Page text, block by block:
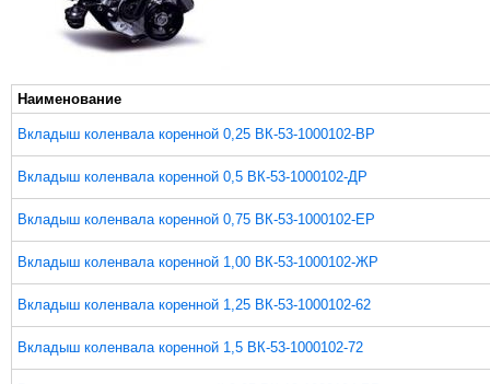
Наименование
Вкладыш коленвала коренной 0,25 ВК-53-1000102-ВР
Вкладыш коленвала коренной 0,5 ВК-53-1000102-ДР
Вкладыш коленвала коренной 0,75 ВК-53-1000102-ЕР
Вкладыш коленвала коренной 1,00 ВК-53-1000102-ЖР
Вкладыш коленвала коренной 1,25 ВК-53-1000102-62
Вкладыш коленвала коренной 1,5 ВК-53-1000102-72